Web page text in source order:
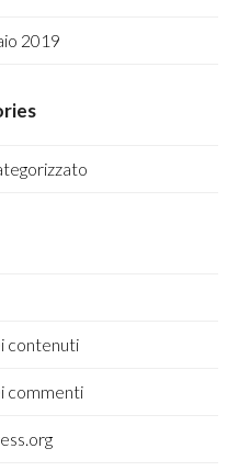
2019
contenuti
commenti